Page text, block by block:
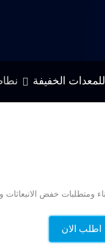
الخفيفة
ومتطلبات خفض الانبعاثات
اطلب الان